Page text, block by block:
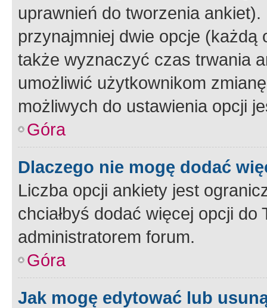
uprawnień do tworzenia
przynajmniej dwie opcje
także wyznaczyć czas trwania
umożliwić użytkownikom
możliwych do ustawienia opcji
Góra
Dlaczego nie mogę dodać
Liczba opcji ankiety jest
chciałbyś dodać więcej opcji
administratorem forum.
Góra
Jak mogę edytować lub